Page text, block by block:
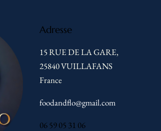
Adresse
15 RUE DE LA GARE,
25840 VUILLAFANS
France
foodandflo@gmail.com
06 59 05 31 06